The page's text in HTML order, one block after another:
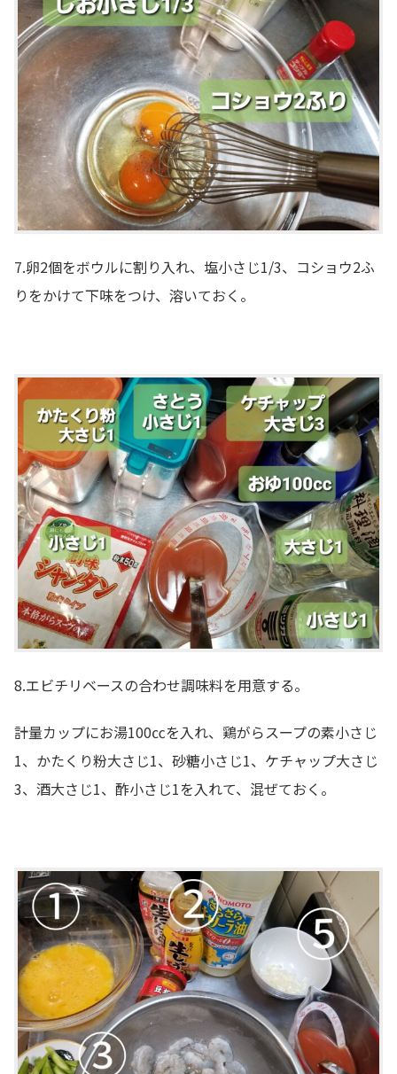
7.卵2個をボウルに割り入れ、塩小さじ1/3、コショウ2ふ
りをかけて下味をつけ、溶いておく。
8.エビチリベースの合わせ調味料を用意する。
計量カップにお湯100㏄を入れ、鶏がらスープの素小さじ
1、かたくり粉大さじ1、砂糖小さじ1、ケチャップ大さじ
3、酒大さじ1、酢小さじ1を入れて、混ぜておく。